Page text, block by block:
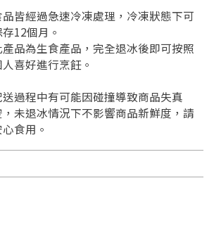
品皆經過急速冷凍處理，冷凍狀態下可
12個月。
產品為生食產品，完全退冰後即可按照
喜好進行烹飪。
送過程中有可能因碰撞導致商品失真
，未退冰情況下不影響商品新鮮度，請
食用。